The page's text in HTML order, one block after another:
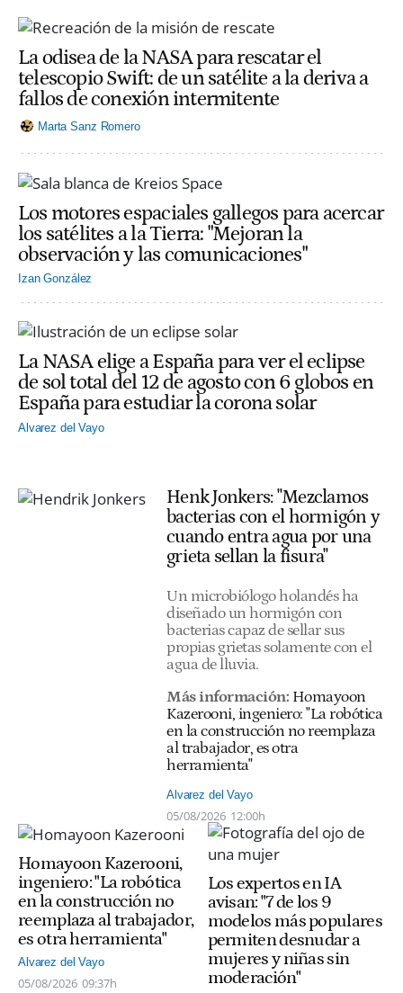
La odisea de la NASA para rescatar el
telescopio Swift: de un satélite a la deriva a
fallos de conexión intermitente
Marta Sanz Romero
Los motores espaciales gallegos para acercar
los satélites a la Tierra: "Mejoran la
observación y las comunicaciones"
Izan González
La NASA elige a España para ver el eclipse
de sol total del 12 de agosto con 6 globos en
España para estudiar la corona solar
Alvarez del Vayo
Henk Jonkers: "Mezclamos
bacterias con el hormigón y
cuando entra agua por una
grieta sellan la fisura"
Un microbiólogo holandés ha
diseñado un hormigón con
bacterias capaz de sellar sus
propias grietas solamente con el
agua de lluvia.
Más información: Homayoon
Kazerooni, ingeniero: "La robótica
en la construcción no reemplaza
al trabajador, es otra
herramienta"
Alvarez del Vayo
05/08/2026 12:00h
Homayoon Kazerooni,
ingeniero: "La robótica
en la construcción no
reemplaza al trabajador,
es otra herramienta"
Alvarez del Vayo
05/08/2026 09:37h
Los expertos en IA
avisan: "7 de los 9
modelos más populares
permiten desnudar a
mujeres y niñas sin
moderación"